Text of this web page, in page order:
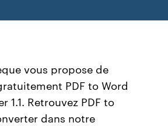
vous propose de
PDF to Word
1.1. Retrouvez PDF to
dans notre